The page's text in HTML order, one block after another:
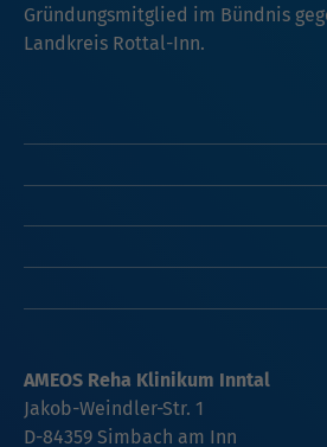
Gründungsmitglied im Bündnis
Landkreis Rottal-Inn.
AMEOS Reha Klinikum Inntal
Jakob-Weindler-Str. 1
D-84359 Simbach am Inn